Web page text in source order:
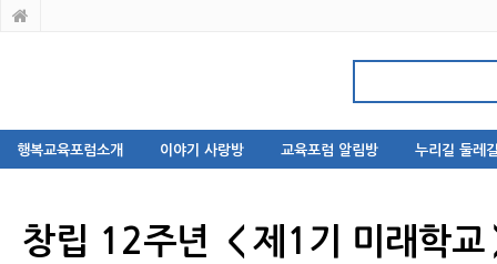
행복교육포럼소개 이야기 사랑방 교육포럼 알림방 누리길 둘레
창립 12주년 ＜제1기 미래학교